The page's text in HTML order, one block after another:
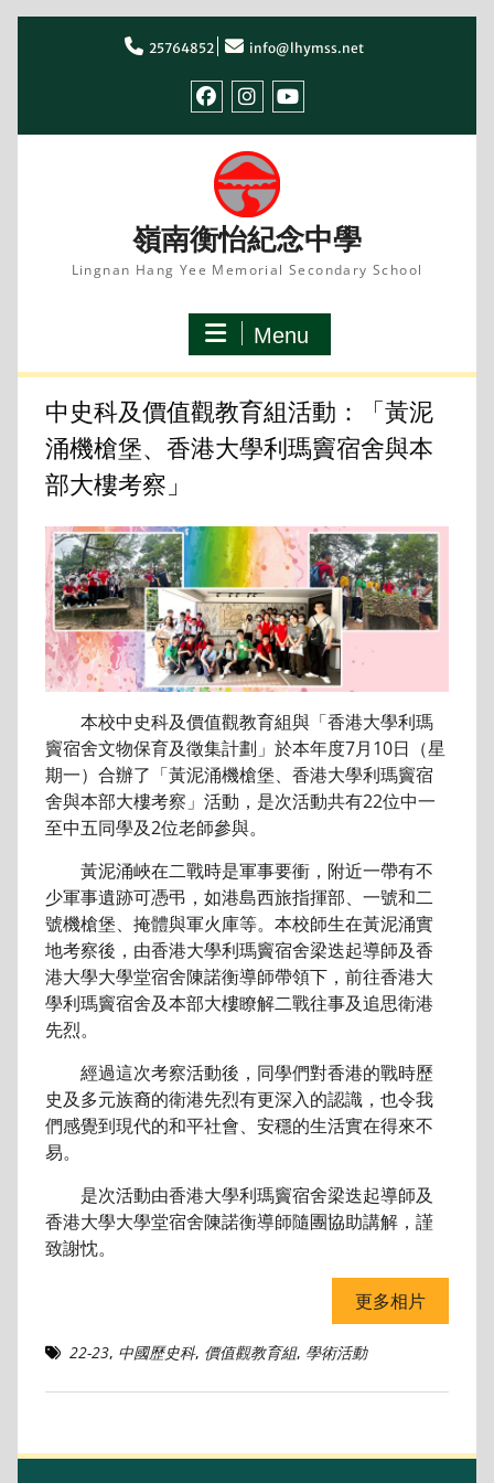
25764852 info@lhymss.net
嶺南衡怡紀念中學
Lingnan Hang Yee Memorial Secondary School
Menu
中史科及價值觀教育組活動：「黃泥
涌機槍堡、香港大學利瑪竇宿舍與本
部大樓考察」
本校中史科及價值觀教育組與「香港大學利瑪
竇宿舍文物保育及徵集計劃」於本年度7月10日（星
期一）合辦了「黃泥涌機槍堡、香港大學利瑪竇宿
舍與本部大樓考察」活動，是次活動共有22位中一
至中五同學及2位老師參與。
黃泥涌峽在二戰時是軍事要衝，附近一帶有不
少軍事遺跡可憑弔，如港島西旅指揮部、一號和二
號機槍堡、掩體與軍火庫等。本校師生在黃泥涌實
地考察後，由香港大學利瑪竇宿舍梁迭起導師及香
港大學大學堂宿舍陳諾衡導師帶領下，前往香港大
學利瑪竇宿舍及本部大樓瞭解二戰往事及追思衛港
先烈。
經過這次考察活動後，同學們對香港的戰時歷
史及多元族裔的衛港先烈有更深入的認識，也令我
們感覺到現代的和平社會、安穩的生活實在得來不
易。
是次活動由香港大學利瑪竇宿舍梁迭起導師及
香港大學大學堂宿舍陳諾衡導師隨團協助講解，謹
致謝忱。
更多相片
22-23, 中國歷史科, 價值觀教育組, 學術活動